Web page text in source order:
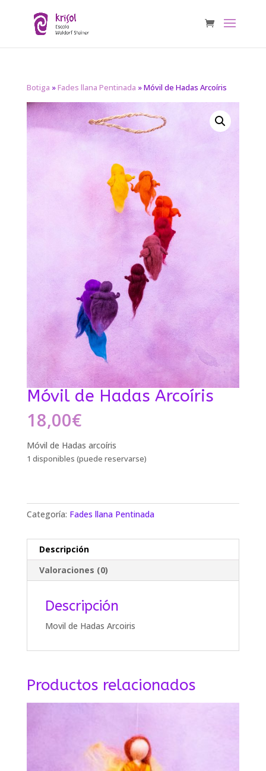
Botiga »Fades llana Pentinada » Móvil de Hadas Arcoíris
Móvil de Hadas Arcoíris
18,00€
Móvil de Hadas arcoíris
1 disponibles (puede reservarse)
Categoría: Fades llana Pentinada
Descripción
Valoraciones (0)
Descripción
Movil de Hadas Arcoiris
Productos relacionados